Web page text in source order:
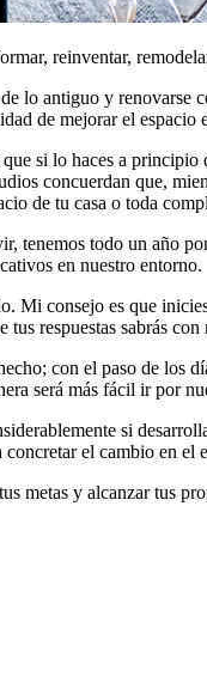
reinventar,
lo antiguo y
de mejorar el espacio
si lo haces a
concuerdan que,
de tu casa o toda
tenemos todo un año
en nuestro entorno.
Mi consejo es que
respuestas sabrás
con el paso de los
será más fácil ir por
si
el cambio en el
metas y alcanzar tus